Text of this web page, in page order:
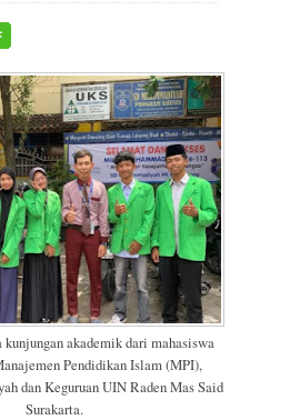
akademik dari mahasiswa
Pendidikan Islam (MPI),
dan Keguruan UIN Raden Mas Said
Surakarta.